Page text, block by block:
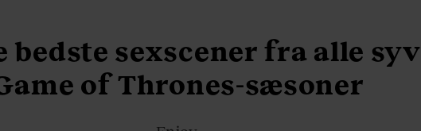
bedste sexscener fra alle syv
of Thrones-sæsoner